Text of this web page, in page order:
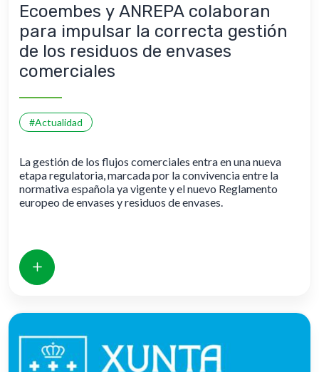
Ecoembes y ANREPA colaboran
para impulsar la correcta gestión
de los residuos de envases
comerciales
#Actualidad
La gestión de los flujos comerciales entra en una nueva
etapa regulatoria, marcada por la convivencia entre la
normativa española ya vigente y el nuevo Reglamento
europeo de envases y residuos de envases.